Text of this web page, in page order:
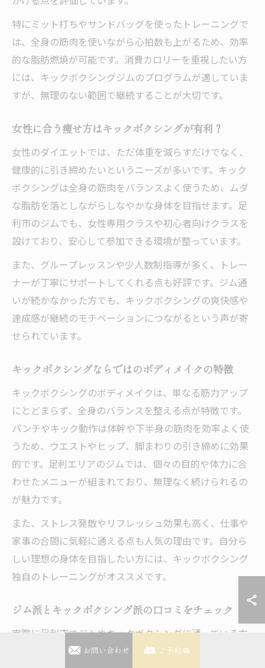
特にミット打ちやサンドバッグを使ったトレーニングで
は、全身の筋肉を使いながら心拍数も上がるため、効率
的な脂肪燃焼が可能です。消費カロリーを重視したい方
には、キックボクシングジムのプログラムが適していま
すが、無理のない範囲で継続することが大切です。
女性に合う痩せ方はキックボクシングが有利？
女性のダイエットでは、ただ体重を減らすだけでなく、
健康的に引き締めたいというニーズが多いです。キック
ボクシングは全身の筋肉をバランスよく使うため、ムダ
な脂肪を落としながらしなやかな身体を目指せます。足
利市のジムでも、女性専用クラスや初心者向けクラスを
設けており、安心して参加できる環境が整っています。
また、グループレッスンや少人数制指導が多く、トレー
ナーが丁寧にサポートしてくれる点も好評です。ジム通
いが続かなかった方でも、キックボクシングの爽快感や
達成感が継続のモチベーションにつながるという声が寄
せられています。
キックボクシングならではのボディメイクの特徴
キックボクシングのボディメイクは、単なる筋力アップ
にとどまらず、全身のバランスを整える点が特徴です。
パンチやキック動作は体幹や下半身の筋肉を効率よく使
うため、ウエストやヒップ、脚まわりの引き締めに効果
的です。足利エリアのジムでは、個々の目的や体力に合
わせたメニューが組まれており、無理なく続けられるの
が魅力です。
また、ストレス発散やリフレッシュ効果も高く、仕事や
家事の合間に気軽に通える点も人気の理由です。自分ら
しい理想の身体を目指したい方には、キックボクシング
独自のトレーニングがオススメです。
ジム派とキックボクシング派の口コミをチェック
実際に足利市でジムやキックボクシングに通っている方
の口コミを見てみると、それぞれのメリットが浮き彫り
お問い合わせ ご予約